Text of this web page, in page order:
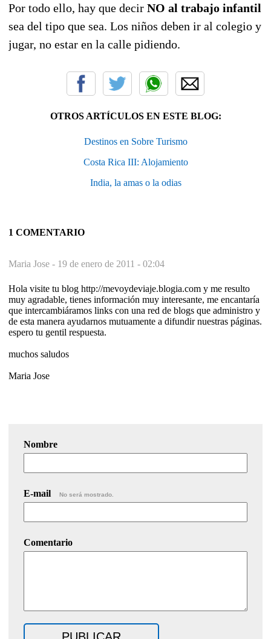
Por todo ello, hay que decir NO al trabajo infantil
sea del tipo que sea. Los niños deben ir al colegio y
jugar, no estar en la calle pidiendo.
OTROS ARTÍCULOS EN ESTE BLOG:
Destinos en Sobre Turismo
Costa Rica III: Alojamiento
India, la amas o la odias
1 COMENTARIO
Maria Jose - 19 de enero de 2011 - 02:04
Hola visite tu blog http://mevoydeviaje.blogia.com y me resulto
muy agradable, tienes información muy interesante, me encantaría
que intercambiáramos links con una red de blogs que administro y
de esta manera ayudarnos mutuamente a difundir nuestras páginas.
espero tu gentil respuesta.
muchos saludos
Maria Jose
Nombre
E-mail No será mostrado.
Comentario